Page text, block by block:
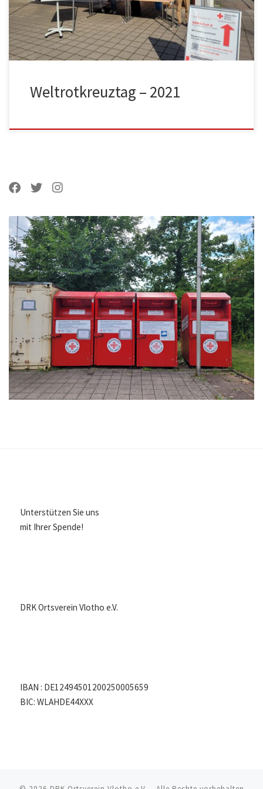
und begleiteten die Öffnungszeiten des Testzentrums mit
einem Stand […]
Weltrotkreuztag – 2021
Unterstützen Sie uns
mit Ihrer Spende!
DRK Ortsverein Vlotho e.V.
IBAN : DE12494501200250005659
BIC: WLAHDE44XXX